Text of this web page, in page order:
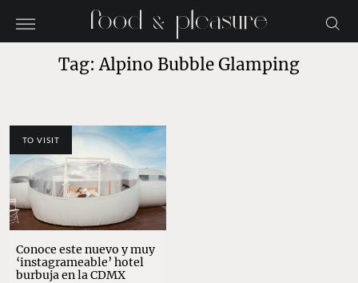
Tag: Alpino Bubble Glamping
TO VISIT
Conoce este nuevo y muy
‘instagrameable’ hotel
burbuja en la CDMX